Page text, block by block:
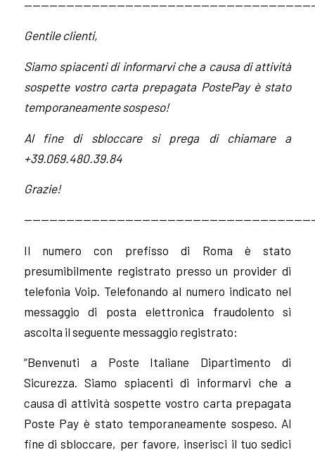
Gentile clienti,
Siamo spiacenti di informarvi che a causa di attività
sospette vostro carta prepagata PostePay è stato
temporaneamente sospeso!
Al fine di sbloccare si prega di chiamare a
+39.069.480.39.84
Grazie!
Il numero con prefisso di Roma è stato
presumibilmente registrato presso un provider di
telefonia Voip. Telefonando al numero indicato nel
messaggio di posta elettronica fraudolento si
ascolta il seguente messaggio registrato:
“Benvenuti a Poste Italiane Dipartimento di
Sicurezza. Siamo spiacenti di informarvi che a
causa di attività sospette vostro carta prepagata
Poste Pay è stato temporaneamente sospeso. Al
fine di sbloccare, per favore, inserisci il tuo sedici